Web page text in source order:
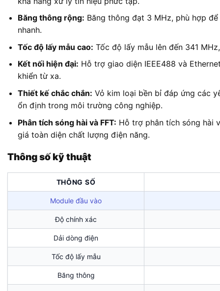
Băng thông rộng: Băng thông đạt 3 MHz, phù hợp
nhanh.
Tốc độ lấy mẫu cao: Tốc độ lấy mẫu lên đến 341
Kết nối hiện đại: Hỗ trợ giao diện IEEE488 và
khiển từ xa.
Thiết kế chắc chắn: Vỏ kim loại bền bỉ đáp ứng các
ổn định trong môi trường công nghiệp.
Phân tích sóng hài và FFT: Hỗ trợ phân tích sóng hài
giá toàn diện chất lượng điện năng.
Thông số kỹ thuật
THÔNG SỐ
Module đầu vào
Độ chính xác
Dải dòng điện
Tốc độ lấy mẫu
Băng thông